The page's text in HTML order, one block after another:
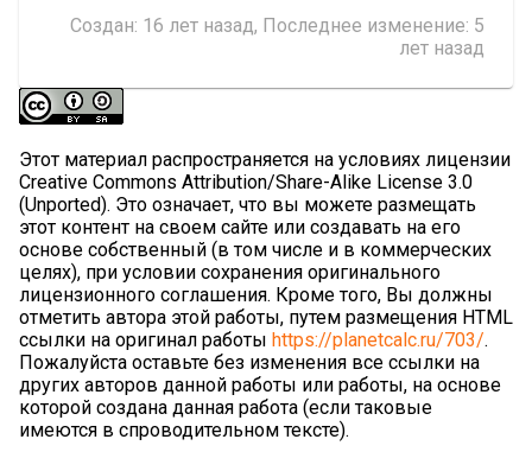
Создан: 16 лет назад, Последнее изменение: 5
лет назад
Этот материал распространяется на условиях лицензии
Creative Commons Attribution/Share-Alike License 3.0
(Unported). Это означает, что вы можете размещать
этот контент на своем сайте или создавать на его
основе собственный (в том числе и в коммерческих
целях), при условии сохранения оригинального
лицензионного соглашения. Кроме того, Вы должны
отметить автора этой работы, путем размещения HTML
ссылки на оригинал работы https://planetcalc.ru/703/.
Пожалуйста оставьте без изменения все ссылки на
других авторов данной работы или работы, на основе
которой создана данная работа (если таковые
имеются в спроводительном тексте).